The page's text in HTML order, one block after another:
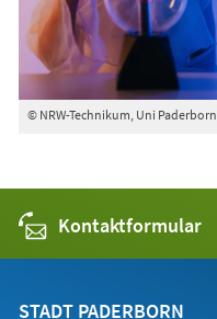
© NRW-Technikum, Uni Paderborn
Kontaktformular
STADT PADERBORN